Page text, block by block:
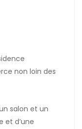
non loin des
salon et un
et d’une